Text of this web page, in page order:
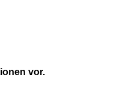
vor.